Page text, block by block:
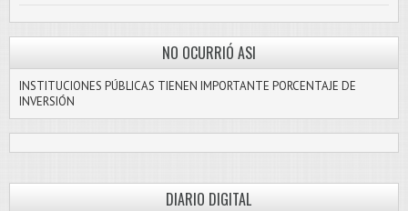
NO OCURRIÓ ASI
INSTITUCIONES PÚBLICAS TIENEN IMPORTANTE PORCENTAJE DE
INVERSIÓN
DIARIO DIGITAL